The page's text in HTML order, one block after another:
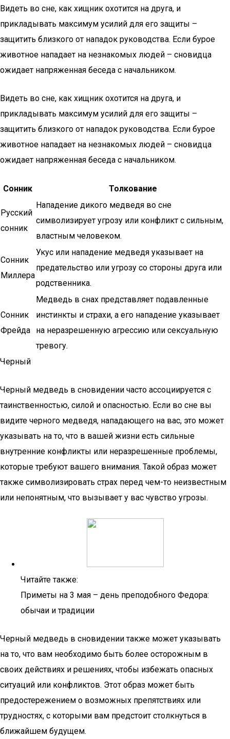
Видеть во сне, как хищник охотится на друга, и
прикладывать максимум усилий для его защиты –
защитить близкого от нападок руководства. Если бурое
животное нападает на незнакомых людей – сновидца
ожидает напряженная беседа с начальником.
Видеть во сне, как хищник охотится на друга, и
прикладывать максимум усилий для его защиты –
защитить близкого от нападок руководства. Если бурое
животное нападает на незнакомых людей – сновидца
ожидает напряженная беседа с начальником.
Сонник Толкование
Русский
сонник
Нападение дикого медведя во сне
символизирует угрозу или конфликт с сильным,
властным человеком.
Сонник
Миллера
Укус или нападение медведя указывает на
предательство или угрозу со стороны друга или
родственника.
Сонник
Фрейда
Медведь в снах представляет подавленные
инстинкты и страхи, а его нападение указывает
на неразрешенную агрессию или сексуальную
тревогу.
Черный
Черный медведь в сновидении часто ассоциируется с
таинственностью, силой и опасностью. Если во сне вы
видите черного медведя, нападающего на вас, это может
указывать на то, что в вашей жизни есть сильные
внутренние конфликты или неразрешенные проблемы,
которые требуют вашего внимания. Такой образ может
также символизировать страх перед чем-то неизвестным
или непонятным, что вызывает у вас чувство угрозы.
Читайте также:
Приметы на 3 мая – день преподобного Федора:
обычаи и традиции
Черный медведь в сновидении также может указывать
на то, что вам необходимо быть более осторожным в
своих действиях и решениях, чтобы избежать опасных
ситуаций или конфликтов. Этот образ может быть
предостережением о возможных препятствиях или
трудностях, с которыми вам предстоит столкнуться в
ближайшем будущем.